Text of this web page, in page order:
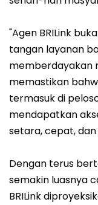
"Agen BRILink
tangan layanan
memberdayakan
memastikan
termasuk di
mendapatkan
setara, cepat,
Dengan terus
semakin luasnya
BRILink